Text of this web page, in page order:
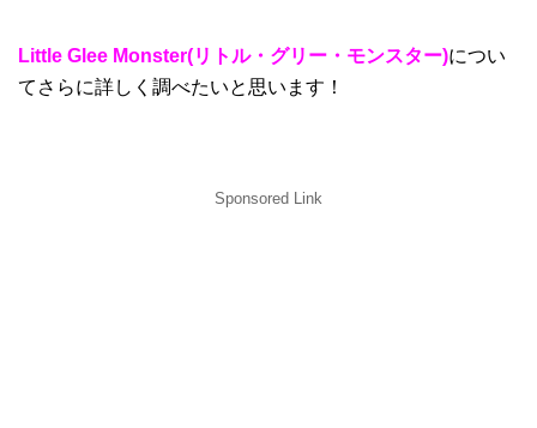
Little Glee Monster(リトル・グリー・モンスター)につい
てさらに詳しく調べたいと思います！
Sponsored Link